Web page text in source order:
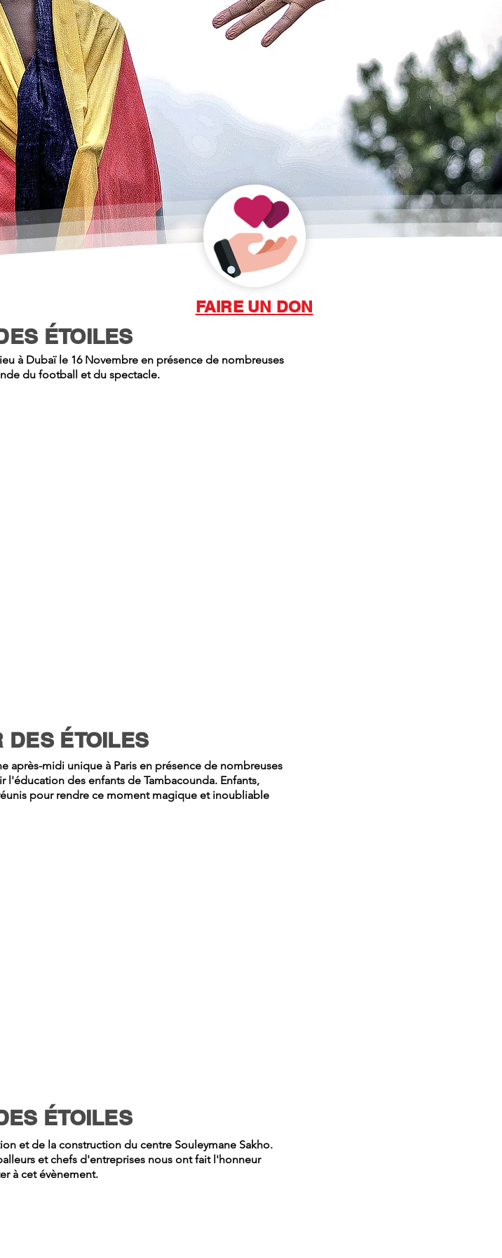
FAIRE UN DON
ÉTOILES
à Dubaï le 16 Novembre en présence de nombreuses
du football et du spectacle.
DES ÉTOILES
après-midi unique à Paris en présence de nombreuses
des enfants de Tambacounda. Enfants,
pour rendre ce moment magique et inoubliable
ÉTOILES
et de la construction du centre Souleymane Sakho.
et chefs d'entreprises nous ont fait l'honneur
à cet évènement.